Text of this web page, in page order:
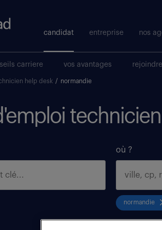
candidat entreprise nos
carriere vos avantages
help desk / normandie
où ?
normandie